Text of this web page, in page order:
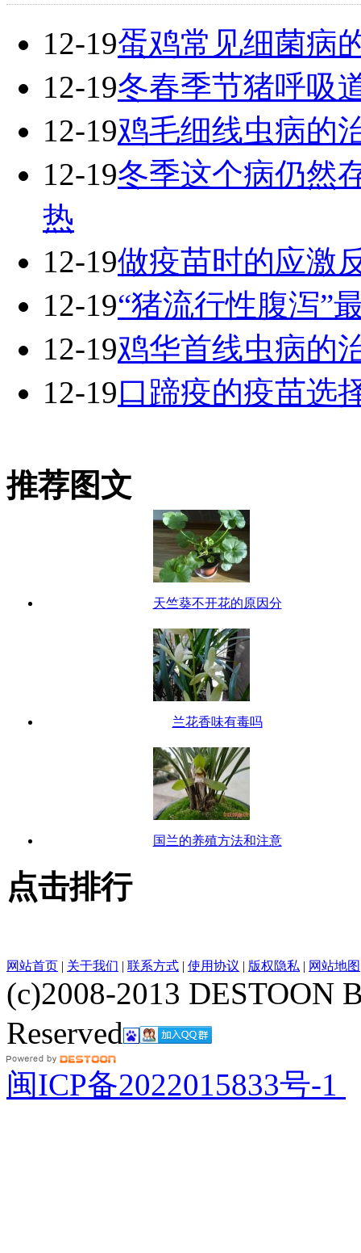
12-19蛋鸡常见细菌病
12-19冬春季节猪呼吸
12-19鸡毛细线虫病的
12-19冬季这个病仍然
热
12-19做疫苗时的应激
12-19“猪流行性腹泻”
12-19鸡华首线虫病的
12-19口蹄疫的疫苗选
推荐图文
天竺葵不开花的原因分
兰花香味有毒吗
国兰的养殖方法和注意
点击排行
网站首页 | 关于我们 | 联系方式 | 使用协议 | 版权隐私 | 网站地图
(c)2008-2013 DESTOON
Reserved
闽ICP备2022015833号-1